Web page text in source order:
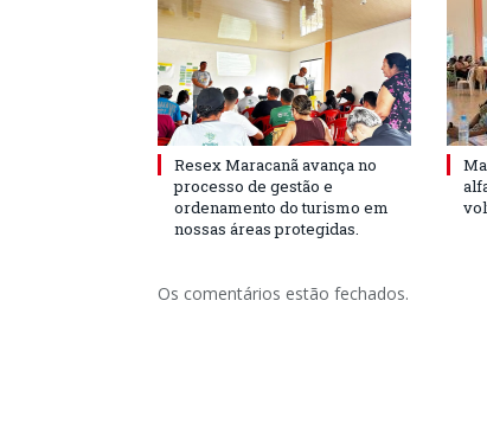
Resex Maracanã avança no
processo de gestão e
ordenamento do turismo em
nossas áreas protegidas.
Os comentários estão fechados.